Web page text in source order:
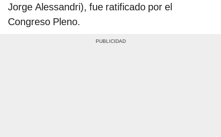
Jorge Alessandri), fue ratificado por el
Congreso Pleno.